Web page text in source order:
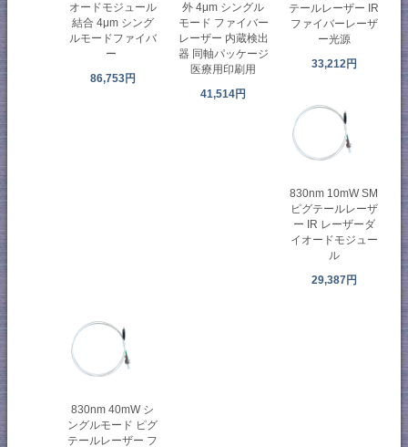
オードモジュール
結合 4μm シング
ルモードファイバ
ー
86,753円
外 4μm シングル
モード ファイバー
レーザー 内蔵検出
器 同軸パッケージ
医療用印刷用
41,514円
テールレーザー IR
ファイバーレーザ
ー光源
33,212円
830nm 10mW SM
ピグテールレーザ
ー IR レーザーダ
イオードモジュー
ル
29,387円
830nm 40mW シ
ングルモード ピグ
テールレーザー フ